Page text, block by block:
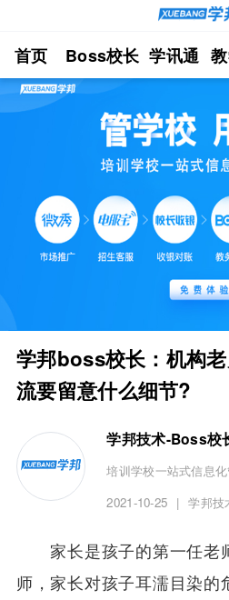
首页 Boss校长 学讯通
学邦boss校长：机构
流要留意什么细节?
学邦技术-Boss校
培训学校一站式信息
2021-10-25 | 学邦技
家长是孩子的第一任老
师，家长对孩子耳濡目染的